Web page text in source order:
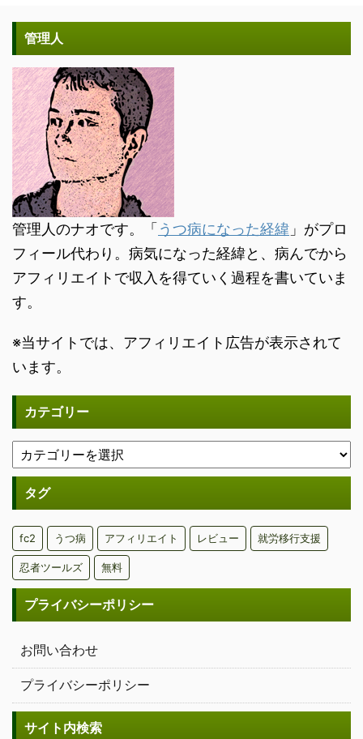
管理人
管理人のナオです。「 うつ病になった経緯 」がプロ
フィール代わり。病気になった経緯と、病んでから
アフィリエイトで収入を得ていく過程を書いていま
す。
※当サイトでは、アフィリエイト広告が表示されて
います。
カテゴリー
タグ
fc2 うつ病 アフィリエイト レビュー 就労移行支援
忍者ツールズ 無料
プライバシーポリシー
お問い合わせ
プライバシーポリシー
サイト内検索